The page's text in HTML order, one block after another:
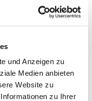
und Anzeigen zu
Medien anbieten
Website zu
zu Ihrer